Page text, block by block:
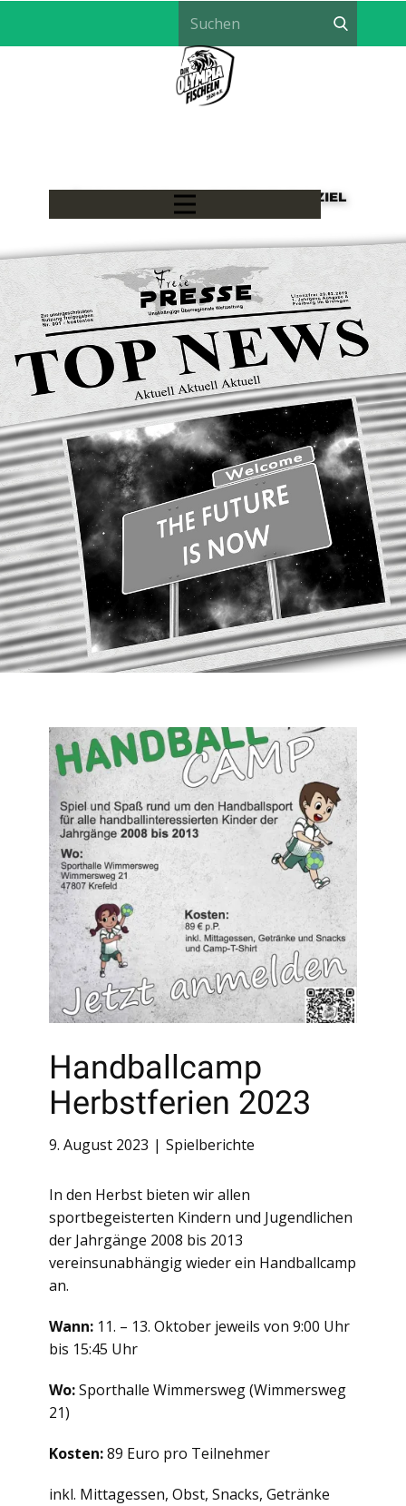
LÖWEN HANDBALL - EIN TEAM, EIN ZIEL
Handballcamp
Herbstferien 2023
9. August 2023 Spielberichte
In den Herbst bieten wir allen
sportbegeisterten Kindern und Jugendlichen
der Jahrgänge 2008 bis 2013
vereinsunabhängig wieder ein Handballcamp
an.
Wann: 11. – 13. Oktober jeweils von 9:00 Uhr
bis 15:45 Uhr
Wo:Sporthalle Wimmersweg (Wimmersweg
21)
Kosten:89 Euro pro Teilnehmer
inkl. Mittagessen, Obst, Snacks, Getränke